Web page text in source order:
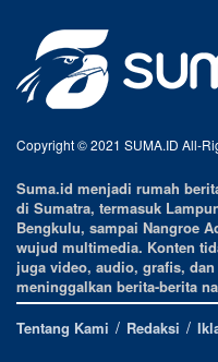
Copyright © 2021 SUMA.ID All-
Suma.id menjadi rumah
di Sumatra, termasuk
Bengkulu, sampai Nangroe
wujud multimedia. Konten
juga video, audio, grafis,
meninggalkan berita-berita
Tentang Kami
Redaksi